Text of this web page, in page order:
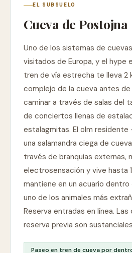
EL SUBSUELO
Cueva de Postojna
Uno de los sistemas de cuevas
visitados de Europa, y el hype
tren de vía estrecha te lleva 2
complejo de la cueva antes de
caminar a través de salas del
de conciertos llenas de
estalagmitas. El olm residente
una salamandra ciega de
través de branquias externas,
electrosensación y vive hasta
mantiene en un acuario dentro
uno de los animales más
Reserva entradas en línea. Las
reserva previa son
Paseo en tren de cueva por